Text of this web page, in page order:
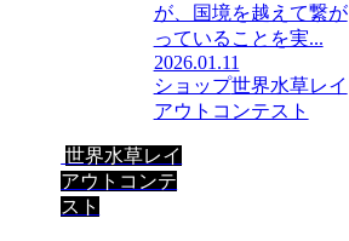
が、国境を越えて繋が
っていることを実...
2026.01.11
ショップ世界水草レイ
アウトコンテスト
世界水草レイ
アウトコンテ
スト